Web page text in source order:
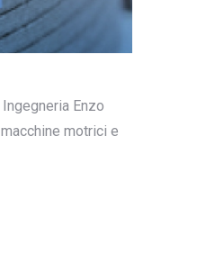
Enzo
motrici e